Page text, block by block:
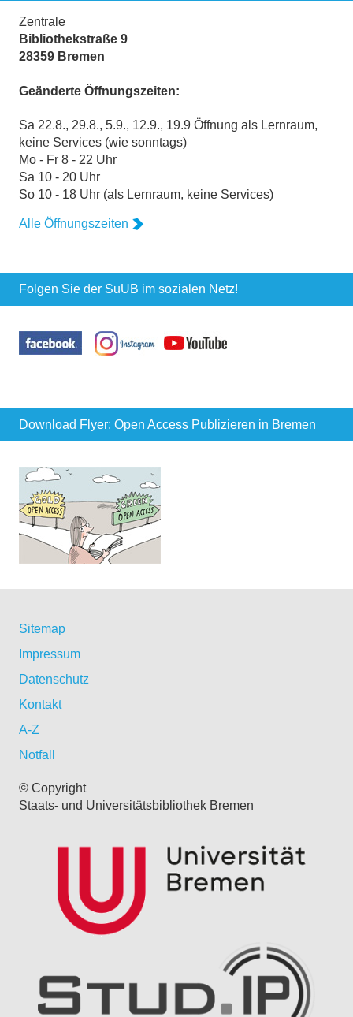
Zentrale
Bibliothekstraße 9
28359 Bremen
Geänderte Öffnungszeiten:
Sa 22.8., 29.8., 5.9., 12.9., 19.9 Öffnung als Lernraum,
keine Services (wie sonntags)
Mo - Fr 8 - 22 Uhr
Sa 10 - 20 Uhr
So 10 - 18 Uhr (als Lernraum, keine Services)
Alle Öffnungszeiten
Folgen Sie der SuUB im sozialen Netz!
Download Flyer: Open Access Publizieren in Bremen
Sitemap
Impressum
Datenschutz
Kontakt
A-Z
Notfall
© Copyright
Staats- und Universitätsbibliothek Bremen